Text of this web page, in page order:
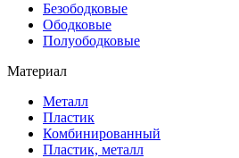
Безободковые
Ободковые
Полуободковые
Материал
Металл
Пластик
Комбинированный
Пластик, металл